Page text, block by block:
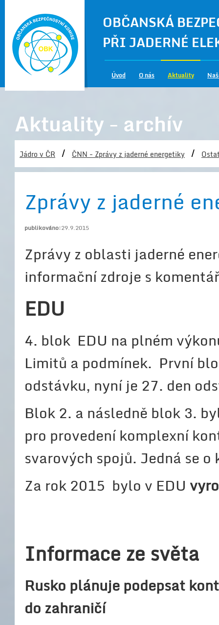
OBČANSKÁ
PŘI JADERNÉ
Úvod O nás Aktuality
Aktuality - archív
Jádro v ČR / ČNN - Zprávy z jaderné energetiky /
Zprávy z jaderné
publikováno:29.9.2015
Zprávy z oblasti jaderné
informační zdroje s
EDU
4. blok EDU na plném
Limitů a podmínek. První
odstávku, nyní je 27. den
Blok 2. a následně blok 3.
pro provedení komplexní
svarových spojů. Jedná se
Za rok 2015 bylo v EDU
Informace ze světa
Rusko plánuje podepsat
do zahraničí